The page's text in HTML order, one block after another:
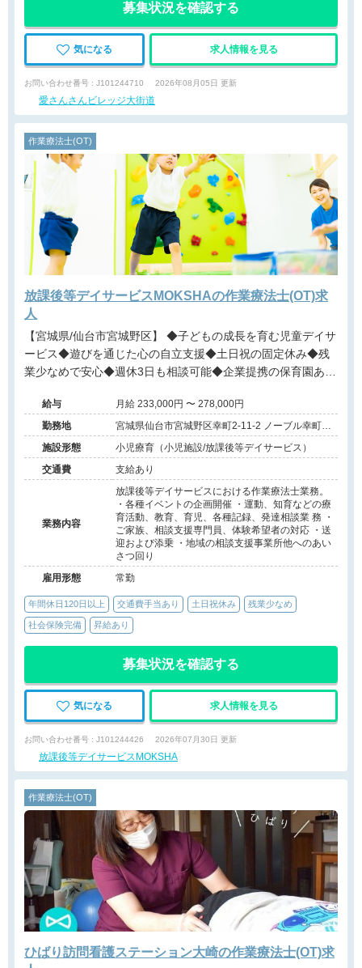
募集状況を確認する
気になる 求人情報を見る
お問い合わせ番号 : J101244710 2026年08月05日 更新
愛さんさんビレッジ大街道
作業療法士(OT)
放課後等デイサービスMOKSHAの作業療法士(OT)求
人
【宮城県/仙台市宮城野区】 ◆子どもの成長を育む児童デイサ
ービス◆遊びを通じた心の自立支援◆土日祝の固定休み◆残
業少なめで安心◆週休3日も相談可能◆企業提携の保育園あり
ーム◆未経験から挑戦可能
給与
月給 233,000円 〜 278,000円
勤務地
宮城県仙台市宮城野区幸町2-11-2 ノーブル幸町
101
施設形態
小児療育（小児施設/放課後等デイサービス）
交通費
支給あり
業務内容
放課後等デイサービスにおける作業療法士業務。
・各種イベントの企画開催 ・運動、知育などの療
育活動、教育、育児、各種記録、発達相談業 務 ・
ご家族、相談支援専門員、体験希望者の対応 ・送
迎および添乗 ・地域の相談支援事業所他へのあい
さつ回り
雇用形態
常勤
年間休日120日以上 交通費手当あり 土日祝休み 残業少なめ
社会保険完備 昇給あり
募集状況を確認する
気になる 求人情報を見る
お問い合わせ番号 : J101244426 2026年07月30日 更新
放課後等デイサービスMOKSHA
作業療法士(OT)
ひばり訪問看護ステーション大崎の作業療法士(OT)求